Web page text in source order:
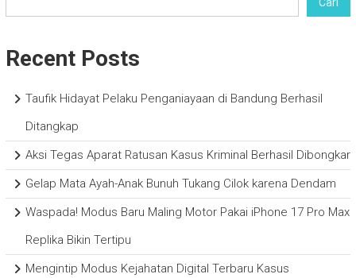
Recent Posts
Taufik Hidayat Pelaku Penganiayaan di Bandung Berhasil
Ditangkap
Aksi Tegas Aparat Ratusan Kasus Kriminal Berhasil Dibongkar
Gelap Mata Ayah-Anak Bunuh Tukang Cilok karena Dendam
Waspada! Modus Baru Maling Motor Pakai iPhone 17 Pro Max
Replika Bikin Tertipu
Mengintip Modus Kejahatan Digital Terbaru Kasus